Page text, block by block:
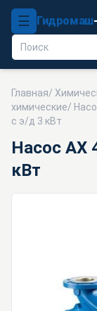
☰ Гидромаш
Главная/
химические/
с э/д 3 кВт
Насос АХ
кВт